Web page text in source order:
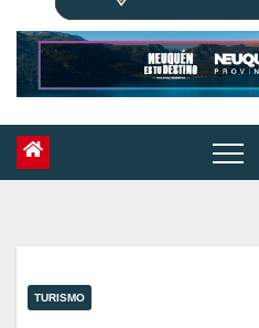
TURISMO